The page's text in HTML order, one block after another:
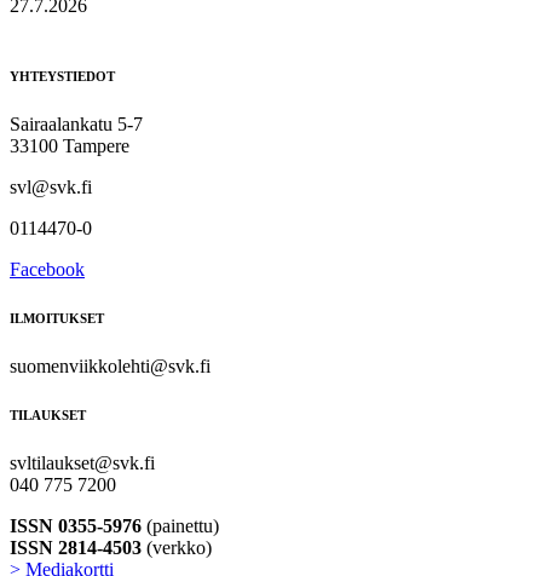
27.7.2026
YHTEYSTIEDOT
Sairaalankatu 5-7
33100 Tampere
svl@svk.fi
0114470-0
Facebook
ILMOITUKSET
suomenviikkolehti@svk.fi
TILAUKSET
svltilaukset@svk.fi
040 775 7200
ISSN 0355-5976 (painettu)
ISSN 2814-4503 (verkko)
> Mediakortti